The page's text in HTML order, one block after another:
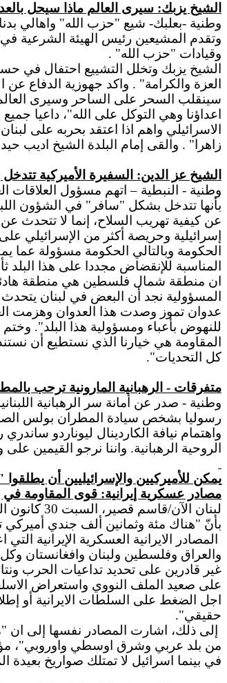
الشيخ يزبك: سيرى العالم ماذا سيحل
وطنية -بعلبك- شيع "حزب الله" واهالي
وتقدم المشيعين رئيس الهيئة الشرعية
وقيادات "حزب الله" .
الشيخ يزبك وتخلل التشييع احتفال في
العزة والكرامة" . واكد جهوزية الدفاع
سينقلب السحر على الساحر وسيرى العالم
اعداؤنا وهي التوكل على الله"، داعيا
الاسرائيلي واهم اذا اعتقد بحربه على
زاهرا" . والقى إمام البلدة الشيخ اديب
الشيخ عز الدين: السفيرة الأميركية
وطنية - النبطية – اتهم مسؤول العلاقات
بأنها تتدخل بشكل "سافر" في الشؤون
عن كيفية تهريب السلاح، إنما لا تتحدث عن
إسرائيلية وحريصة أكثر من الإسرائيلي
الحكومة وبالتالي الحكومة مسؤولة عما
ان منطقة شمال فلسطين هي منطقة هادئة
المسؤولية نجد أن البعض في لبنان
عدوان تموز وصدت هذا العدوان وهزمت
للنهوض بأعباء ومسؤولية هذا البلد".
المقاومة هي خيارنا الذي نستطيع أن
كل التحديات".
متفرقات - الرهبانية المارونية ترحب
وطنية - صدر عن أمانة سر الرهبانية
رسوليا بشخص سيادة المطران بولس
واهتمام نيافة الكاردينال ليوناردو
الروحية الرهبانية. واننا نرجو القيمين
يمكن للأميركيين والإسرائيليين أن
مصادر عسكرية إيرانية: قوى المقاومة
بأنّ "هناك مئة وثمانين ألف جندي أميركي
المصادر الايرانية العسكرية
والعراق وفلسطين ولبنان وافغانستان
غير قادرين على تحديد تداعيات الحرب
على صعيد الملف النووي واستعراض الاسلحة
اجل الضغط على السلطات الايرانية أو
حقيقي".
إلى ذلك، اشارت المصادر نفسها إلى ان
من بلد عربي وشرق اوسطي واوروبي"،
في بينما اسرائيل لا تمتلك صواريخ بعيدة